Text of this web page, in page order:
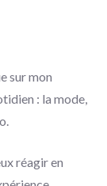
sur mon
: la mode,
réagir en